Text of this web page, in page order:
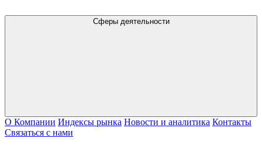
Сферы деятельности
О Компании Индексы рынка Новости и аналитика Контакты
Связаться с нами